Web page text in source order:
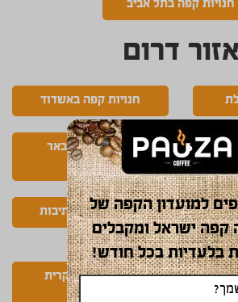
חנויות קפה בתל אביב
דרום
חנויות קפה באשדוד
חנויות קפה בבאר
שבע
חנויות קפה בנתיבות
חנויות קפה בקרית
עקרון
למועדון הקפה של
קפה ישראל ומקבלים
בלעדיות בכל חודש!